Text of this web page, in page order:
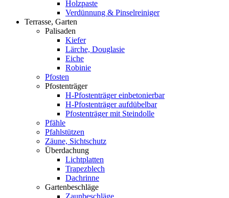
Holzpaste
Verdünnung & Pinselreiniger
Terrasse, Garten
Palisaden
Kiefer
Lärche, Douglasie
Eiche
Robinie
Pfosten
Pfostenträger
H-Pfostenträger einbetonierbar
H-Pfostenträger aufdübelbar
Pfostenträger mit Steindolle
Pfähle
Pfahlstützen
Zäune, Sichtschutz
Überdachung
Lichtplatten
Trapezblech
Dachrinne
Gartenbeschläge
Zaunbeschläge